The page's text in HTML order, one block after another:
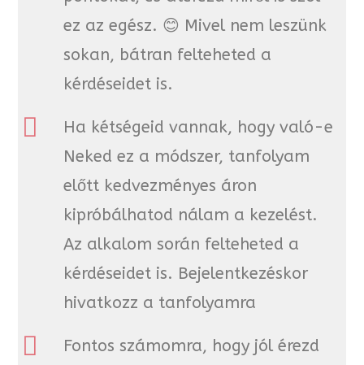
ez az egész. 😊 Mivel nem leszünk
sokan, bátran felteheted a
kérdéseidet is.
Ha kétségeid vannak, hogy való-e
Neked ez a módszer, tanfolyam
előtt kedvezményes áron
kipróbálhatod nálam a kezelést.
Az alkalom során felteheted a
kérdéseidet is. Bejelentkezéskor
hivatkozz a tanfolyamra
Fontos számomra, hogy jól érezd